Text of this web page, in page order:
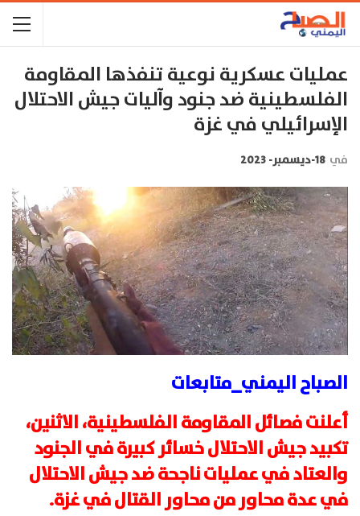
عمليات عسكرية نوعية تنفذها المقاومة
الفلسطينية ضد جنود وآليات جيش الاحتلال
الإسرائيلي في غزة
في 18-ديسمبر- 2023
الصباح اليمني_متابعات
أعلنت فصائل المقاومة الفلسطينية، الاثنين،
تكبيد جيش الاحتلال خسائر كبيرة في الجنود
والعتاد في عمليات ناجحة ضد جيش الاحتلال
في عدة محاور من محاور القتال في غزة.